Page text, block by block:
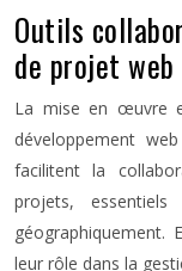
Outils
de projet web
La mise en œuvre
développement
facilitent la
projets,
géographiquement.
leur rôle dans la